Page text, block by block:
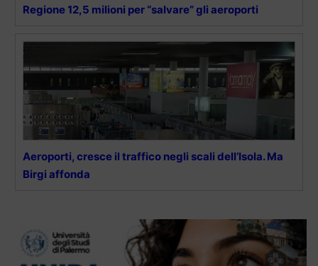
Regione 12,5 milioni per “salvare” gli aeroporti
Aeroporti, cresce il traffico negli scali dell’Isola. Ma
Birgi affonda